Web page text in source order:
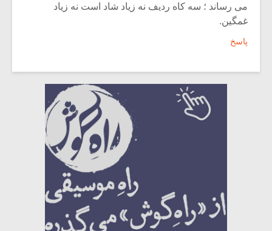
می رساند ؛ سه کاه ردیف نه زیاد شاد است نه زیاد
غمگین.
پاسخ